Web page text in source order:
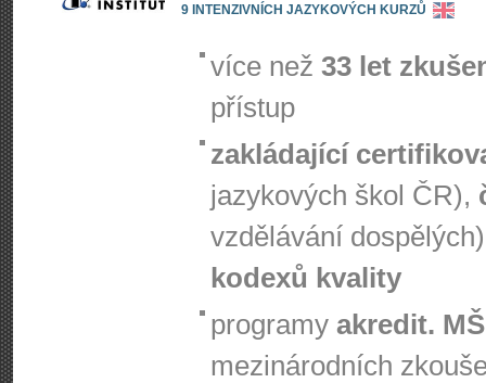
9 INTENZIVNÍCH JAZYKOVÝCH KURZŮ
více než 33 let
přístup
zakládající
jazykových škol ČR),
vzdělávání
kodexů kvality
programy akredit.
mezinárodních